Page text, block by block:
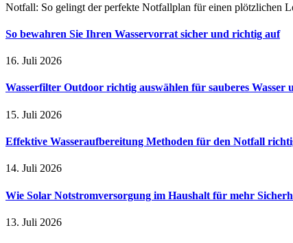
Notfall: So gelingt der perfekte Notfallplan für einen
So bewahren Sie Ihren Wasservorrat sicher und richtig auf
16. Juli 2026
Wasserfilter Outdoor richtig auswählen für sauberes Wasser
15. Juli 2026
Effektive Wasseraufbereitung Methoden für den Notfall
14. Juli 2026
Wie Solar Notstromversorgung im Haushalt für mehr
13. Juli 2026